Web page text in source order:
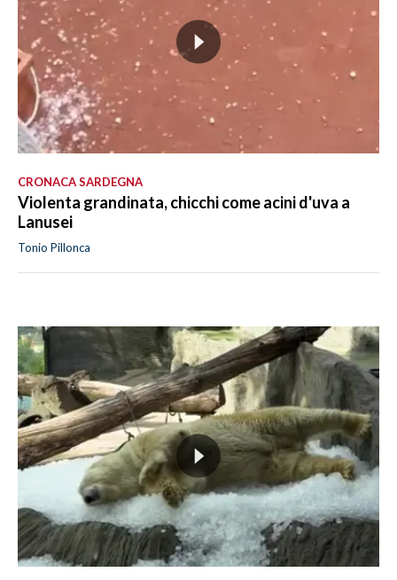
CRONACA SARDEGNA
Violenta grandinata, chicchi come acini d'uva a
Lanusei
Tonio Pillonca